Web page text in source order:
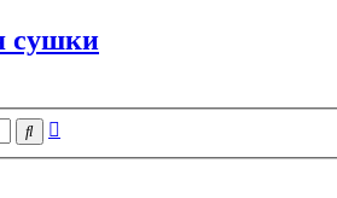
сушки
Поиск